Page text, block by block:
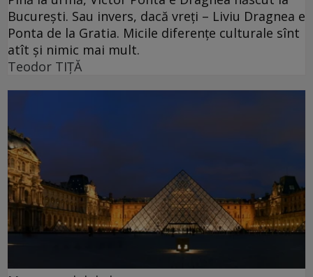
București. Sau invers, dacă vreți – Liviu Dragnea e
Ponta de la Gratia. Micile diferențe culturale sînt
atît și nimic mai mult.
Teodor TIŢĂ